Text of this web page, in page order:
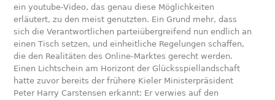
ein youtube-Video, das genau diese Möglichkeiten
erläutert, zu den meist genutzten. Ein Grund mehr, dass
sich die Verantwortlichen parteiübergreifend nun endlich an
einen Tisch setzen, und einheitliche Regelungen schaffen,
die den Realitäten des Online-Marktes gerecht werden.
Einen Lichtschein am Horizont der Glücksspiellandschaft
hatte zuvor bereits der frühere Kieler Ministerpräsident
Peter Harry Carstensen erkannt: Er verwies auf den